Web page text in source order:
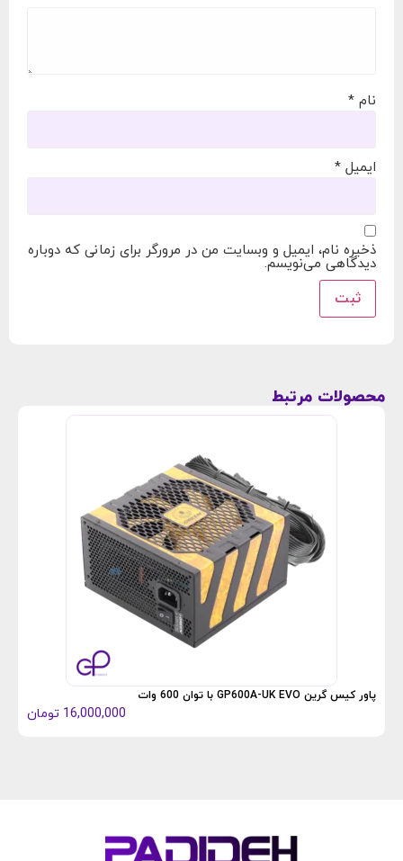
نام *
ایمیل *
ذخیره نام، ایمیل و وبسایت من در مرورگر برای زمانی که دوباره
دیدگاهی می‌نویسم.
محصولات مرتبط
پاور کیس گرین GP600A-UK EVO با توان 600 وات
16,000,000 تومان